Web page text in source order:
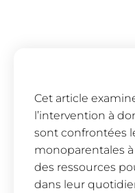
Cet article
l’intervention à
sont confrontées
monoparentales
des ressources
dans leur